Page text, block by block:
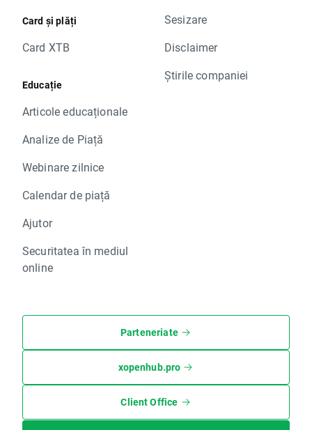
Card și plăți
Card XTB
Educație
Articole educaționale
Analize de Piață
Webinare zilnice
Calendar de piață
Ajutor
Securitatea în mediul
online
Sesizare
Disclaimer
Știrile companiei
Parteneriate
xopenhub.pro
Client Office